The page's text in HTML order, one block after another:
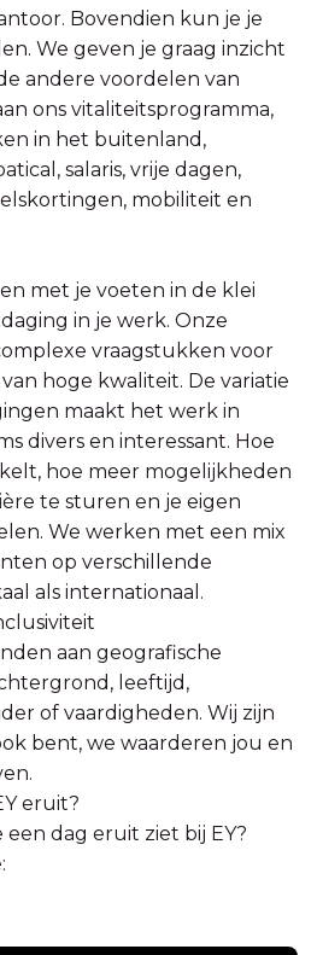
Bovendien kun je je
We geven je graag inzicht
andere voordelen van
ons vitaliteitsprogramma,
in het buitenland,
salaris, vrije dagen,
mobiliteit en
met je voeten in de klei
in je werk. Onze
vraagstukken voor
hoge kwaliteit. De variatie
maakt het werk in
divers en interessant. Hoe
hoe meer mogelijkheden
te sturen en je eigen
We werken met een mix
op verschillende
als internationaal.
aan geografische
leeftijd,
of vaardigheden. Wij zijn
bent, we waarderen jou en
eruit?
dag eruit ziet bij EY?